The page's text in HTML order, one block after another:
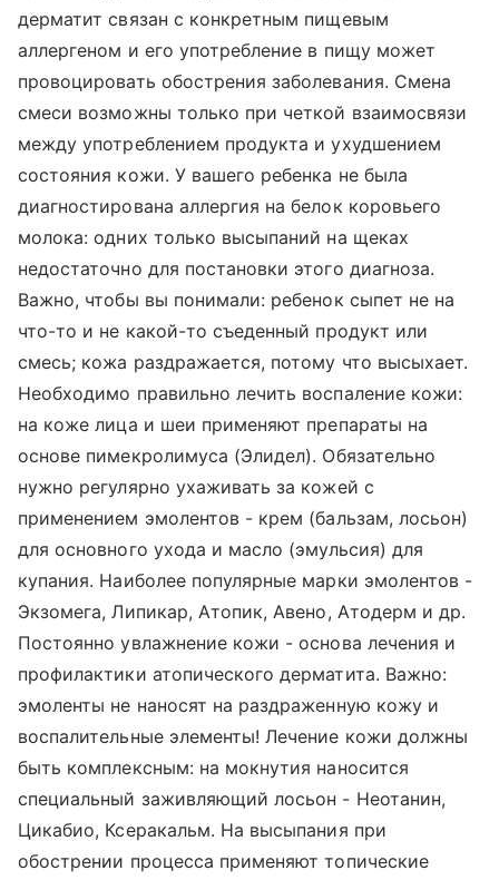
дерматит связан с конкретным пищевым
аллергеном и его употребление в пищу может
провоцировать обострения заболевания. Смена
смеси возможны только при четкой взаимосвязи
между употреблением продукта и ухудшением
состояния кожи. У вашего ребенка не была
диагностирована аллергия на белок коровьего
молока: одних только высыпаний на щеках
недостаточно для постановки этого диагноза.
Важно, чтобы вы понимали: ребенок сыпет не на
что-то и не какой-то съеденный продукт или
смесь; кожа раздражается, потому что высыхает.
Необходимо правильно лечить воспаление кожи:
на коже лица и шеи применяют препараты на
основе пимекролимуса (Элидел). Обязательно
нужно регулярно ухаживать за кожей с
применением эмолентов - крем (бальзам, лосьон)
для основного ухода и масло (эмульсия) для
купания. Наиболее популярные марки эмолентов -
Экзомега, Липикар, Атопик, Авено, Атодерм и др.
Постоянно увлажнение кожи - основа лечения и
профилактики атопического дерматита. Важно:
эмоленты не наносят на раздраженную кожу и
воспалительные элементы! Лечение кожи должны
быть комплексным: на мокнутия наносится
специальный заживляющий лосьон - Неотанин,
Цикабио, Ксеракальм. На высыпания при
обострении процесса применяют топические